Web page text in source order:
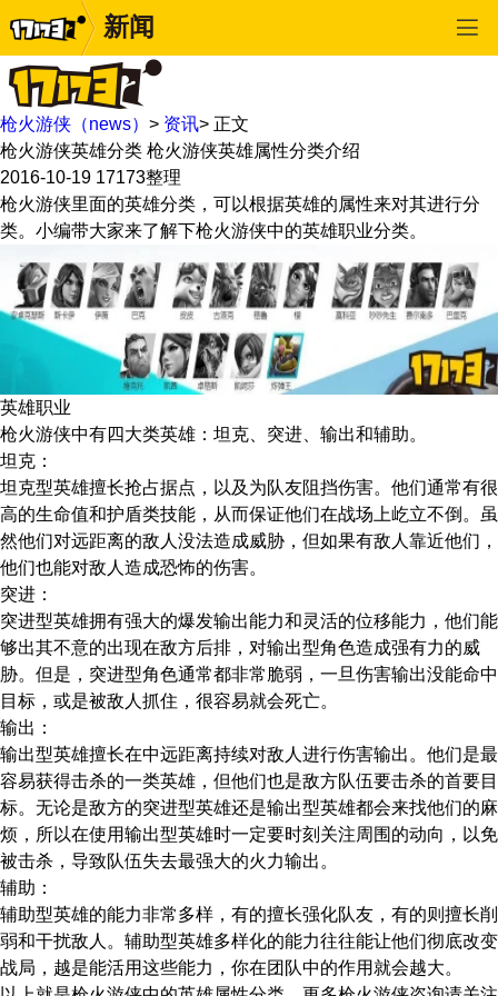
新闻
枪火游侠（news） > 资讯> 正文
枪火游侠英雄分类 枪火游侠英雄属性分类介绍
2016-10-19 17173整理
枪火游侠里面的英雄分类，可以根据英雄的属性来对其进行分
类。小编带大家来了解下枪火游侠中的英雄职业分类。
英雄职业
枪火游侠中有四大类英雄：坦克、突进、输出和辅助。
坦克：
坦克型英雄擅长抢占据点，以及为队友阻挡伤害。他们通常有很
高的生命值和护盾类技能，从而保证他们在战场上屹立不倒。虽
然他们对远距离的敌人没法造成威胁，但如果有敌人靠近他们，
他们也能对敌人造成恐怖的伤害。
突进：
突进型英雄拥有强大的爆发输出能力和灵活的位移能力，他们能
够出其不意的出现在敌方后排，对输出型角色造成强有力的威
胁。但是，突进型角色通常都非常脆弱，一旦伤害输出没能命中
目标，或是被敌人抓住，很容易就会死亡。
输出：
输出型英雄擅长在中远距离持续对敌人进行伤害输出。他们是最
容易获得击杀的一类英雄，但他们也是敌方队伍要击杀的首要目
标。无论是敌方的突进型英雄还是输出型英雄都会来找他们的麻
烦，所以在使用输出型英雄时一定要时刻关注周围的动向，以免
被击杀，导致队伍失去最强大的火力输出。
辅助：
辅助型英雄的能力非常多样，有的擅长强化队友，有的则擅长削
弱和干扰敌人。辅助型英雄多样化的能力往往能让他们彻底改变
战局，越是能活用这些能力，你在团队中的作用就会越大。